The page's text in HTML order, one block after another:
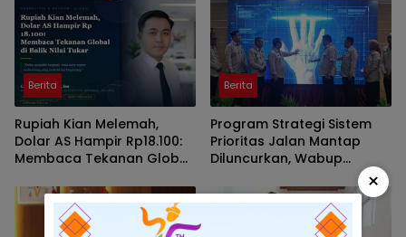
dari Sel Nyatakan Banding
Berita
Rupiah Kian Melemah,
Dolar AS Hampir Rp18.100:
Membaca Tekanan Global
Berita
Program Strategi Sistem
Prioritas Jalan Mantap
Diluncurkan, Wabup
Tujuannya
×